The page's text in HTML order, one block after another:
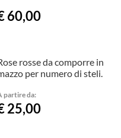
60,00
rosse da comporre in
per numero di steli.
partire da:
25,00